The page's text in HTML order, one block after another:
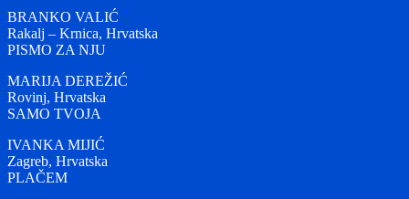
BRANKO VALIĆ
Rakalj – Krnica, Hrvatska
PISMO ZA NJU
MARIJA DEREŽIĆ
Rovinj, Hrvatska
SAMO TVOJA
IVANKA MIJIĆ
Zagreb, Hrvatska
PLAČEM